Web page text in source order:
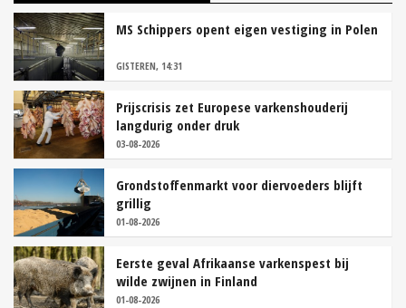
MS Schippers opent eigen vestiging in Polen
GISTEREN, 14:31
Prijscrisis zet Europese varkenshouderij
langdurig onder druk
03-08-2026
Grondstoffenmarkt voor diervoeders blijft
grillig
01-08-2026
Eerste geval Afrikaanse varkenspest bij
wilde zwijnen in Finland
01-08-2026